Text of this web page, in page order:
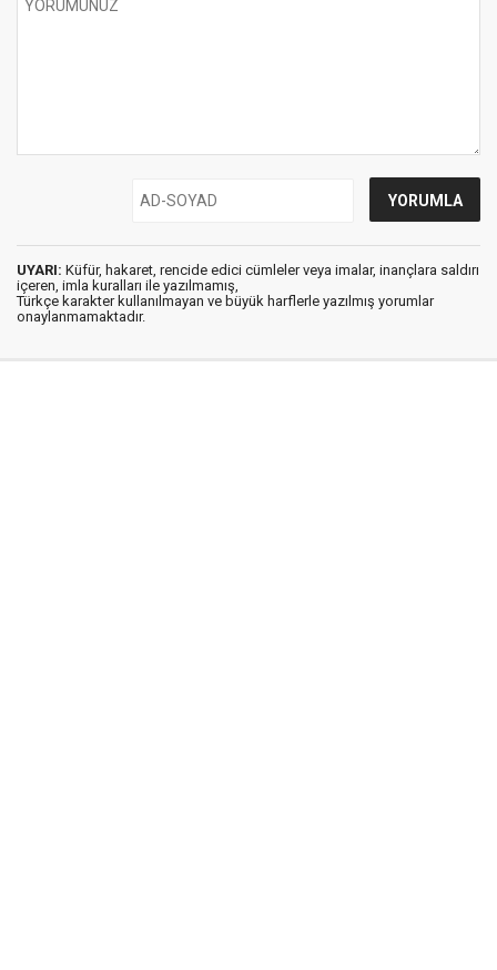
UYARI: Küfür, hakaret, rencide edici cümleler veya imalar, inançlara saldırı
içeren, imla kuralları ile yazılmamış,
Türkçe karakter kullanılmayan ve büyük harflerle yazılmış yorumlar
onaylanmamaktadır.